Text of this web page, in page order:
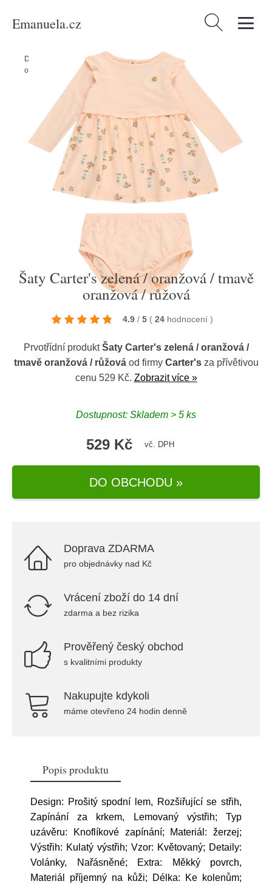
Emanuela.cz Vyhledávání
Domů Děti
Šaty Carter's zelená / oranžová / tmavě
oranžová / růžová
Šaty Carter's zelená / oranžová / tmavě
oranžová / růžová
4.9 / 5 ( 24 hodnocení )
Prvotřídní produktŠaty Carter's zelená / oranžová /
tmavě oranžová / růžováod firmy Carter'sza přívětivou
cenu 529 Kč. Zobrazit více »
Dostupnost: Skladem > 5 ks
529 Kč vč. DPH
DO OBCHODU »
Doprava ZDARMA
pro objednávky nad Kč
Vrácení zboží do 14 dní
zdarma a bez rizika
Prověřený český obchod
s kvalitními produkty
Nakupujte kdykoli
máme otevřeno 24 hodin denně
Popis produktu
Design: Prošitý spodní lem, Rozšiřující se střih,
Zapínání za krkem, Lemovaný výstřih; Typ
uzávěru: Knoflíkové zapínání; Materiál: žerzej;
Výstřih: Kulatý výstřih; Vzor: Květovaný; Detaily:
Volánky, Nařásněné; Extra: Měkký povrch,
Materiál příjemný na kůži; Délka: Ke kolenům;